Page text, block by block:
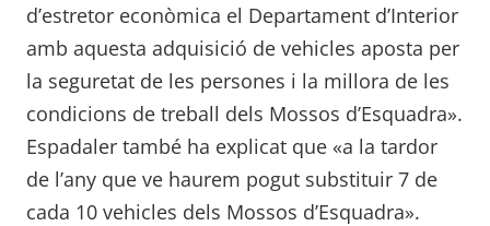
d’estretor econòmica el Departament d’Interior
amb aquesta adquisició de vehicles aposta per
la seguretat de les persones i la millora de les
condicions de treball dels Mossos d’Esquadra».
Espadaler també ha explicat que «a la tardor
de l’any que ve haurem pogut substituir 7 de
cada 10 vehicles dels Mossos d’Esquadra».